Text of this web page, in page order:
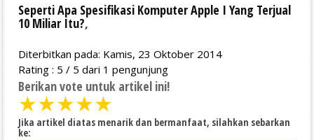
Seperti Apa Spesifikasi Komputer Apple I Yang Terjual
10 Miliar Itu?,
Diterbitkan pada: Kamis, 23 Oktober 2014
Rating : 5 / 5 dari 1 pengunjung
Berikan vote untuk artikel ini!
★★★★★
Jika artikel diatas menarik dan bermanfaat, silahkan sebarkan
ke: